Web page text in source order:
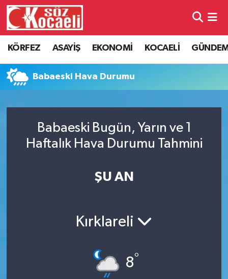
KÖRFEZ ASAYİŞ EKONOMİ KOCAELİ
Babaeski Hava Durumu
Babaeski Bugün, Yarın ve 1
Haftalık Hava Durumu Tahmini
ŞU AN
Kırklareli
8°
Kocaeli Hava Durumu
Kocaeli Namaz Vakitleri
Süper Lig Puan Durumu ve Fikstür